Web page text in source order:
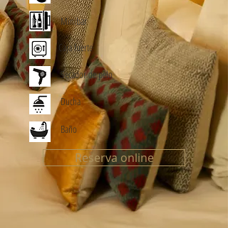
Minibar
Caja fuerte
Secador de pelo
Ducha
Baño
Reserva online